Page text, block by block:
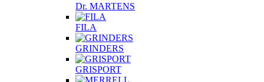
Dr. MARTENS
FILA
GRINDERS
GRISPORT